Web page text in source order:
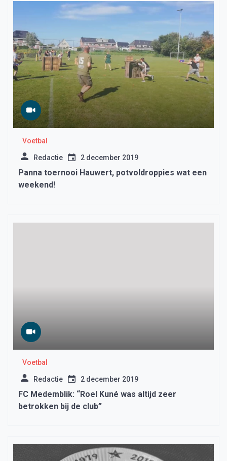
Voetbal
Redactie 2 december 2019
Panna toernooi Hauwert, potvoldroppies wat een
weekend!
Voetbal
Redactie 2 december 2019
FC Medemblik: “Roel Kuné was altijd zeer
betrokken bij de club”